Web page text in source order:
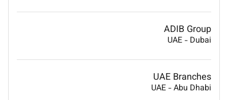
ADIB Group
UAE - Dubai
UAE Branches
UAE -Abu Dhabi